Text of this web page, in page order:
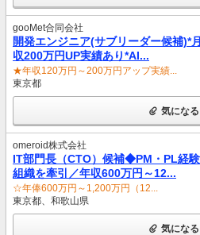
gooMet合同会社
開発エンジニア(サブリーダー候補)*
収200万円UP実績あり*AI...
★年収120万円～200万円アップ実績...
東京都
気になる
omeroid株式会社
IT部門長（CTO）候補◆PM・PL経
組織を牽引／年収600万円～12...
☆年俸600万円～1,200万円（12...
東京都、和歌山県
気になる